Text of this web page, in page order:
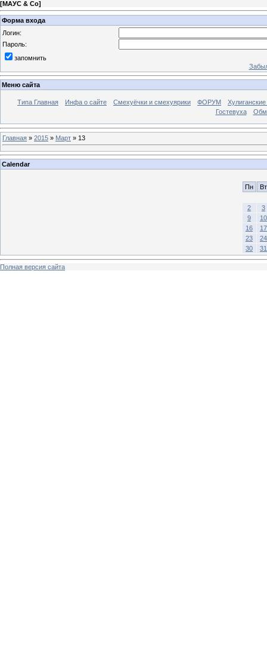
[МАУС & Со]
Форма входа
Логин:
Пароль:
запомнить
Меню сайта
Типа Главная Инфа о сайте Смехуёчки и смехуярики ФОРУМ
Гостевуха
Главная » 2015 » Март » 13
Calendar
Пн Вт
2
3
9
10
16
17
23
24
30
31
Полная версия сайта